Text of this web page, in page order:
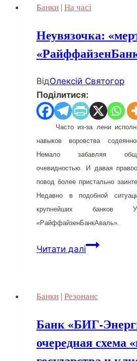
«БМ-
есть
ли
Банки |На часі
Неувязочка:
ВідОлексій Святогор
Поділитися:
Часто из-за лени
навыков воровства
Немало забавляя
очевидностью. И давая
повод более пристально
Недавно в подобной
крупнейших
«РайффайзенБанкАваль».
Читати даліНеувязочка:
Банки |Резонанс
Банк «БИГ-
очередная схема